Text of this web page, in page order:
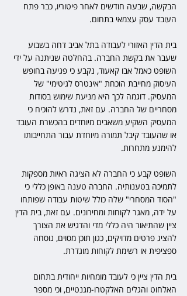
הבקשה, שבעה חודשים לאחר פיטוריו, כבר פתח
העובד עסק עצמאי בתחום.
בית הדין האזורי לעבודה בתל אביב דחה בשבוע
שעבר את בקשת החברה. בהחלטה שניתנה על ידי
השופט כאמל אבו קאעוד, נקבע כי פגיעה בחופש
העיסוק מחייבת הוכחת "אינטרס לגיטימי" של
המעסיק. דוגמה לכך היא מניעת שימוש בסודות
מסחריים של החברה. עם זאת, נדרש להוכיח כי
המעסיק השקיע משאבים מיוחדים בהכשרת העובד
או שהעובד קיבל תמורה מיוחדת עבור התחייבותו
להימנע מתחרות.
השופט קבע כי החברה לא הציגה ראיות מספקות
לתמיכה בטענותיה. החברה טענה באופן כללי כי
"הסוד המסחרי" שלה כולל שיטות עבודה שפותחו
על ידה, מאגר לקוחות ומחירונים. עם זאת, בית הדין
ציין שהתיאור היה כללי מדי והדגיש את הצורך
להציג פרטים מדויקים, כגון תוכן מסוים, נוסחה
ספציפית או רשימת לקוחות מוגדרת.
בית הדין ציין כי לעובד מומחיות ייחודית בתחום
האלחוט והגלים האלקטרו-מגנטיים, וכי מספר